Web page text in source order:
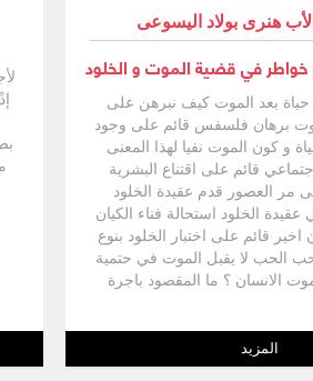
الأب هنرى بولاد اليسوعى
خواطر في قضية الموت و الخلود
بعد الموت كيف نبرهن على
برهان فلسفس قائم على وجود
و كون الموت نفيا لهذا المعنى
قائم على اقتناع البشرية
مر العصور قدم عقيدة الخلود
الخلود استحالة فناء الكيان
اخير قائم على اختبار الخلود بنوع
الحب لا يقبل الموت في حتمية
الانسان ؟ ما المقصود باجرة
و الموت ماذا يختار الانسان ؟
في اختياره النهائي الانتحار و
المزيد